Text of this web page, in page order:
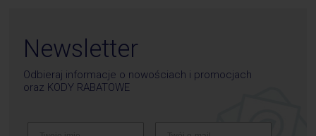
Newsletter
Odbieraj informacje o nowościach i promocjach
oraz KODY RABATOWE